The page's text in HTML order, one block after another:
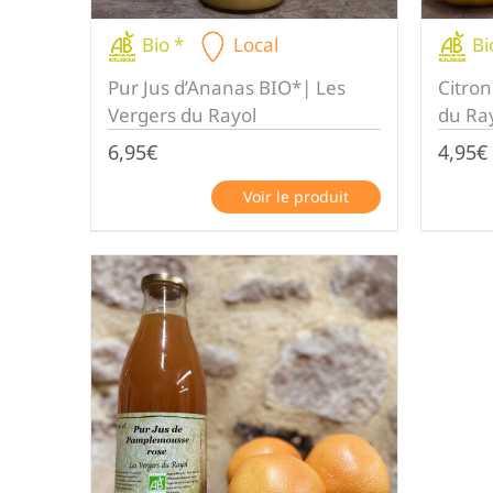
Bio *
Local
Pur Jus d’Ananas BIO*| Les
Vergers du Rayol
6,95€
Voir le produit
du
4,95€